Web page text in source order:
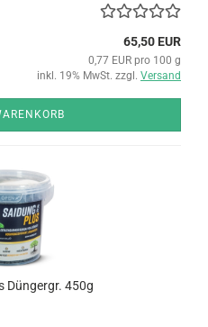
65,50 EUR
0,77 EUR pro 100 g
inkl. 19% MwSt. zzgl. Versand
Dün­g­er­gr. 450g